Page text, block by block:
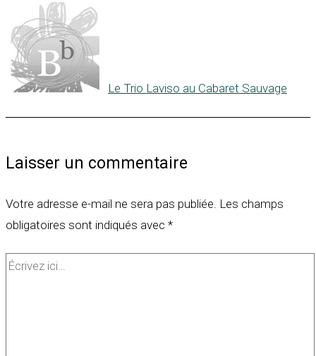
Le Trio Laviso au Cabaret Sauvage
Laisser un commentaire
Votre adresse e-mail ne sera pas publiée. Les champs
obligatoires sont indiqués avec *
Écrivez